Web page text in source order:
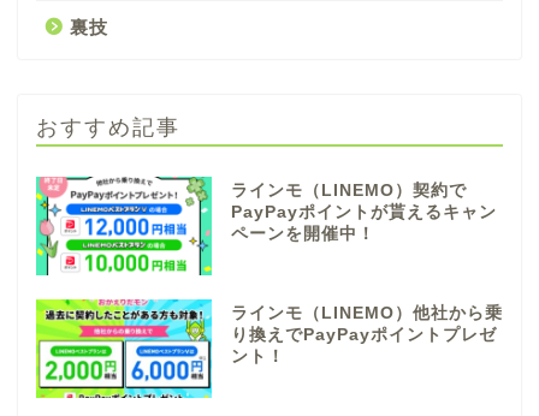
裏技
おすすめ記事
ラインモ（LINEMO）契約で
PayPayポイントが貰えるキャン
ペーンを開催中！
ラインモ（LINEMO）他社から乗
り換えでPayPayポイントプレゼ
ント！